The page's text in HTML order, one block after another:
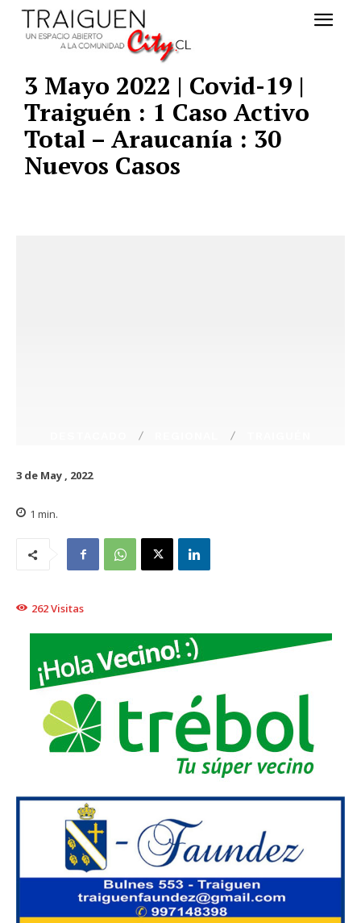
3 Mayo 2022 | Covid-19 |
Traiguén : 1 Caso Activo
Total – Araucanía : 30
Nuevos Casos
3 de May , 2022
1 min.
262Visitas